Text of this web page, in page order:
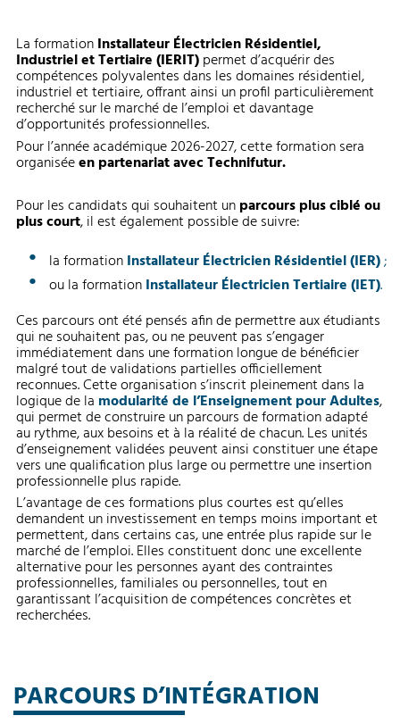
La formationInstallateur Électricien Résidentiel,
Industriel et Tertiaire (IERIT)permet d’acquérir des
compétences polyvalentes dans les domaines résidentiel,
industriel et tertiaire, offrant ainsi un profil particulièrement
recherché sur le marché de l’emploi et davantage
d’opportunités professionnelles.
Pour l’année académique 2026-2027, cette formation sera
organiséeen partenariat avec Technifutur.
Pour les candidats qui souhaitent unparcours plus ciblé ou
plus court, il est également possible de suivre:
la formationInstallateur Électricien Résidentiel (IER);
ou la formationInstallateur Électricien Tertiaire (IET).
Ces parcours ont été pensés afin de permettre aux étudiants
qui ne souhaitent pas, ou ne peuvent pas s’engager
immédiatement dans une formation longue de bénéficier
malgré tout de validations partielles officiellement
reconnues. Cette organisation s’inscrit pleinement dans la
logique de la modularité de l’Enseignement pour Adultes,
qui permet de construire un parcours de formation adapté
au rythme, aux besoins et à la réalité de chacun. Les unités
d’enseignement validées peuvent ainsi constituer une étape
vers une qualification plus large ou permettre une insertion
professionnelle plus rapide.
L’avantage de ces formations plus courtes est qu’elles
demandent un investissement en temps moins important et
permettent, dans certains cas, une entrée plus rapide sur le
marché de l’emploi. Elles constituent donc une excellente
alternative pour les personnes ayant des contraintes
professionnelles, familiales ou personnelles, tout en
garantissant l’acquisition de compétences concrètes et
recherchées.
PARCOURS D’INTÉGRATION